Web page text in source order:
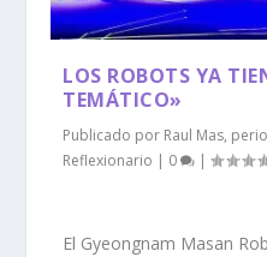
LOS ROBOTS YA
TEMÁTICO»
Publicado por Raul Mas,
Reflexionario | 0 |
El Gyeongnam Masan